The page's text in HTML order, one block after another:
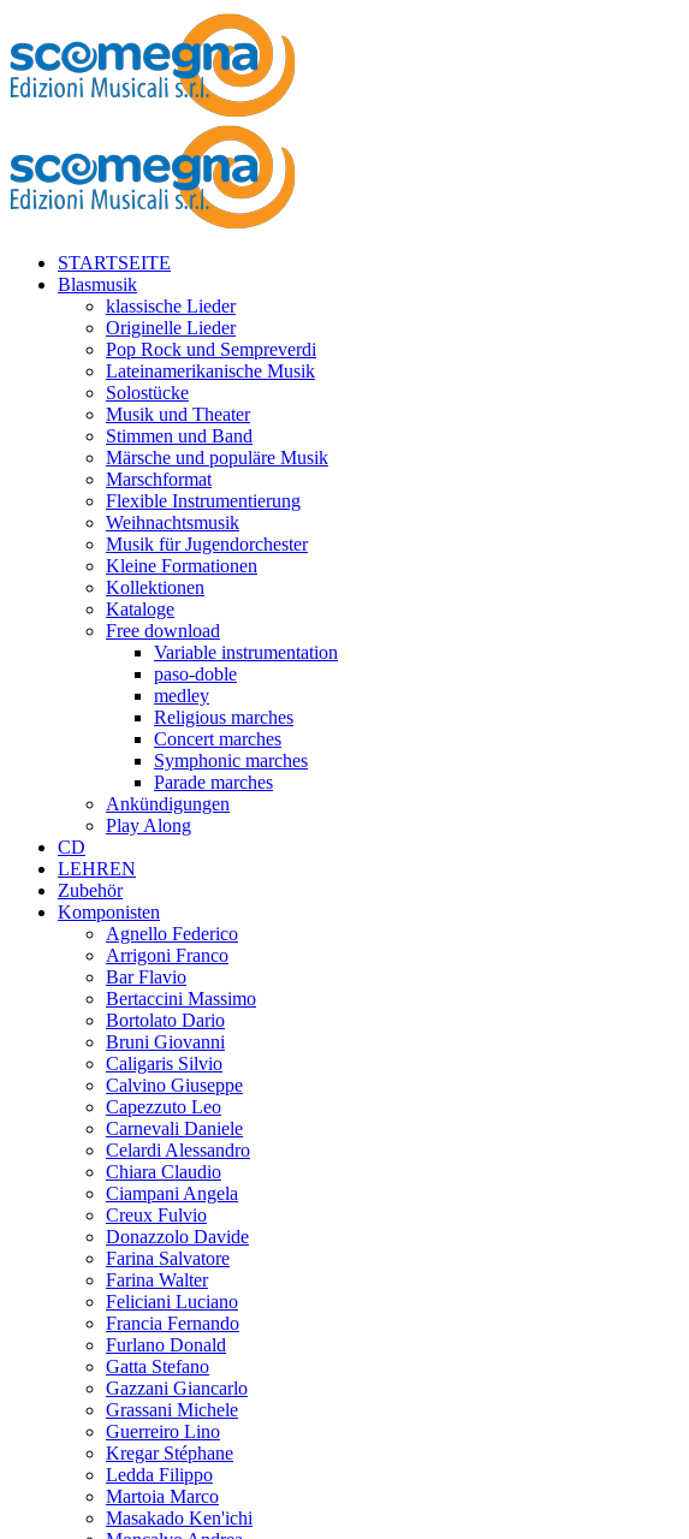
STARTSEITE
Blasmusik
klassische Lieder
Originelle Lieder
Pop Rock und Sempreverdi
Lateinamerikanische Musik
Solostücke
Musik und Theater
Stimmen und Band
Märsche und populäre Musik
Marschformat
Flexible Instrumentierung
Weihnachtsmusik
Musik für Jugendorchester
Kleine Formationen
Kollektionen
Kataloge
Free download
Variable instrumentation
paso-doble
medley
Religious marches
Concert marches
Symphonic marches
Parade marches
Ankündigungen
Play Along
CD
LEHREN
Zubehör
Komponisten
Agnello Federico
Arrigoni Franco
Bar Flavio
Bertaccini Massimo
Bortolato Dario
Bruni Giovanni
Caligaris Silvio
Calvino Giuseppe
Capezzuto Leo
Carnevali Daniele
Celardi Alessandro
Chiara Claudio
Ciampani Angela
Creux Fulvio
Donazzolo Davide
Farina Salvatore
Farina Walter
Feliciani Luciano
Francia Fernando
Furlano Donald
Gatta Stefano
Gazzani Giancarlo
Grassani Michele
Guerreiro Lino
Kregar Stéphane
Ledda Filippo
Martoia Marco
Masakado Ken'ichi